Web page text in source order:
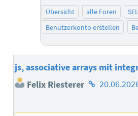
Übersicht alle Foren
Benutzerkonto erstellen
js, associative arrays mit
Felix Riesterer Homepage
Autors